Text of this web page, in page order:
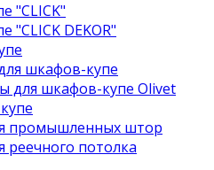
"CLICK"
"CLICK DEKOR"
шкафов-купе
для шкафов-купе Olivet
промышленных штор
потолка